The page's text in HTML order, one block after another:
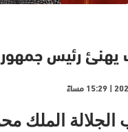
يهنئ رئيس
الملك